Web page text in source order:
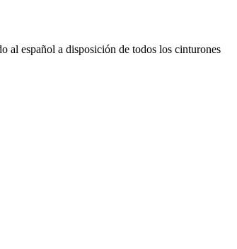
al español a disposición de todos los cinturones